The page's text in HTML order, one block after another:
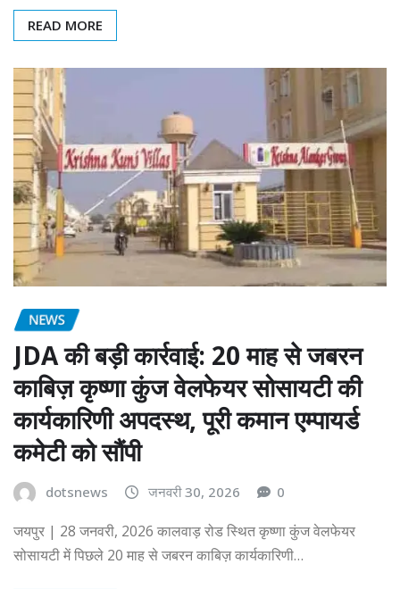
READ MORE
NEWS
JDA की बड़ी कार्रवाई: 20 माह से जबरन
काबिज़ कृष्णा कुंज वेलफेयर सोसायटी की
कार्यकारिणी अपदस्थ, पूरी कमान एम्पायर्ड
कमेटी को सौंपी
dotsnews जनवरी 30, 2026 0
जयपुर | 28 जनवरी, 2026 कालवाड़ रोड स्थित कृष्णा कुंज वेलफेयर
सोसायटी में पिछले 20 माह से जबरन काबिज़ कार्यकारिणी…